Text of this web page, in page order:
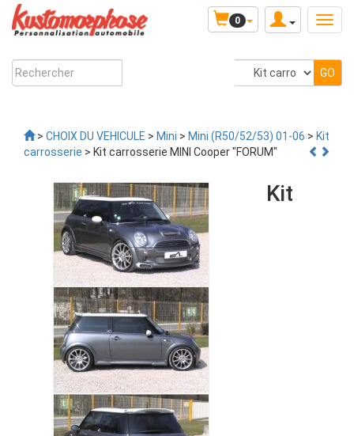
0
> CHOIX DU VEHICULE > Mini > Mini (R50/52/53) 01-06 > Kit
carrosserie > Kit carrosserie MINI Cooper "FORUM"
Kit